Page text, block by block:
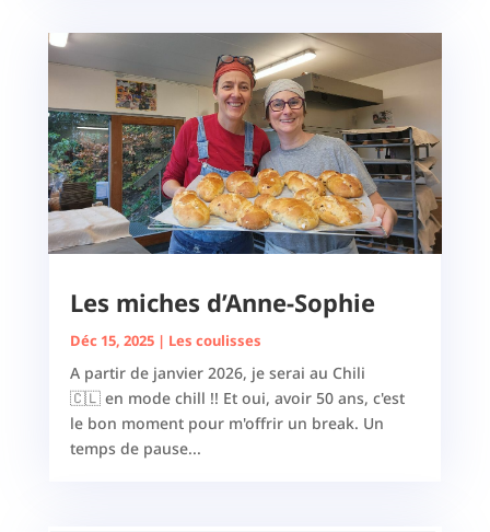
Les miches d’Anne-Sophie
Déc 15, 2025| Les coulisses
A partir de janvier 2026, je serai au Chili
🇨🇱 en mode chill !! Et oui, avoir 50 ans, c'est
le bon moment pour m'offrir un break. Un
temps de pause...